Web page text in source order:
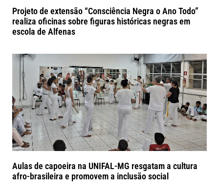
Projeto de extensão “Consciência Negra o Ano Todo”
realiza oficinas sobre figuras históricas negras em
escola de Alfenas
Aulas de capoeira na UNIFAL-MG resgatam a cultura
afro-brasileira e promovem a inclusão social